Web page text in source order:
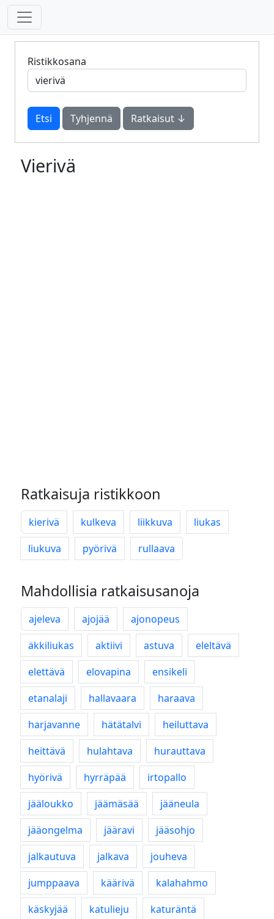
Ristikkosana
Tyhjennä Ratkaisut ↓
Vierivä
Ratkaisuja ristikkoon
kierivä kulkeva liikkuva
liukas
liukuva
pyörivä rullaava
Mahdollisia ratkaisusanoja
ajeleva ajojää
ajonopeus
äkkiliukas
aktiivi astuva
eleltävä
elettävä
elovapina
ensikeli
etanalaji
hallavaara
haraava
harjavanne
hätätalvi
heiluttava
heittävä
hulahtava
hurauttava
hyörivä
hyrräpää
irtopallo
jääloukko
jäämäsää
jääneula
jääongelma
jääravi
jääsohjo
jalkautuva
jalkava
jouheva
jumppaava
käärivä
kalahahmo
käskyjää
katulieju
katuräntä